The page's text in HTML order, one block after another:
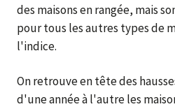
des maisons en rangée, mais
pour tous les autres types de
l'indice.
On retrouve en tête des
d'une année à l'autre les